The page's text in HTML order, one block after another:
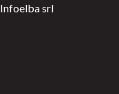
Infoelba srl